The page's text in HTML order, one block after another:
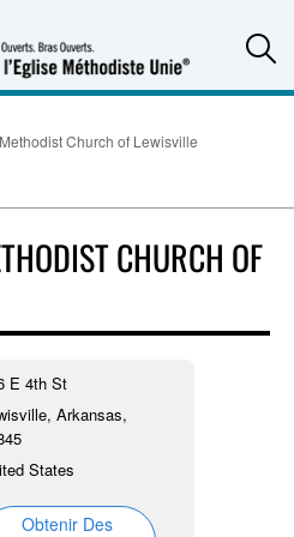
Church of Lewisville
CHURCH OF
E 4th St
Arkansas,
States
Obtenir Des